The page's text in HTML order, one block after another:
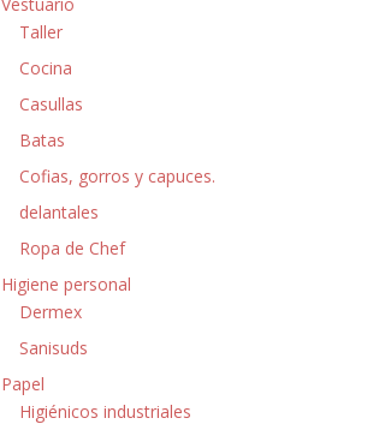
Taller
Cocina
Casullas
Batas
Cofias, gorros y capuces.
delantales
Ropa de Chef
Higiene personal
Dermex
Sanisuds
Papel
Higiénicos industriales